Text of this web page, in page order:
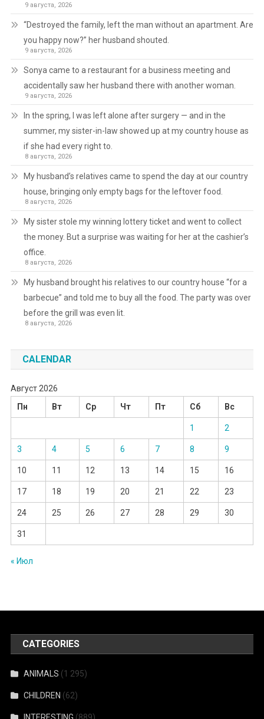
9 августа, 2026
“Destroyed the family, left the man without an apartment. Are
you happy now?” her husband shouted.
9 августа, 2026
Sonya came to a restaurant for a business meeting and
accidentally saw her husband there with another woman.
9 августа, 2026
In the spring, I was left alone after surgery — and in the
summer, my sister-in-law showed up at my country house as
if she had every right to.
8 августа, 2026
My husband’s relatives came to spend the day at our country
house, bringing only empty bags for the leftover food.
8 августа, 2026
My sister stole my winning lottery ticket and went to collect
the money. But a surprise was waiting for her at the cashier’s
office.
8 августа, 2026
My husband brought his relatives to our country house “for a
barbecue” and told me to buy all the food. The party was over
before the grill was even lit.
8 августа, 2026
CALENDAR
Август 2026
Пн
Вт Ср Чт Пт Сб Вс
1 2
3 4 5 6 7 8 9
10 11 12 13 14 15 16
17 18 19 20 21 22 23
24 25 26 27 28 29 30
31
« Июл
CATEGORIES
ANIMALS (1 295)
CHILDREN (62)
INTERESTING (889)